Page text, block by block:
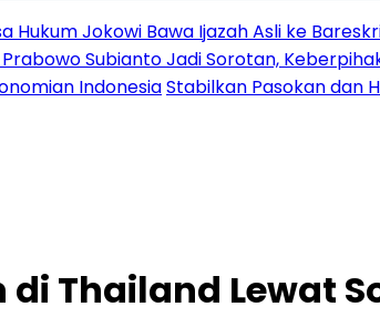
Hukum Jokowi Bawa Ijazah Asli ke
Subianto Jadi Sorotan,
IndonesiaStabilkan Pasokan dan
Thailand Lewat